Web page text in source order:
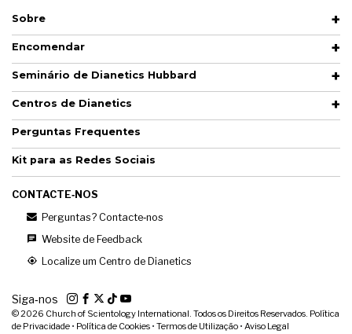
Sobre
Encomendar
Seminário de Dianetics Hubbard
Centros de Dianetics
Perguntas Frequentes
Kit para as Redes Sociais
CONTACTE‑NOS
Perguntas? Contacte‑nos
Website de Feedback
Localize um Centro de Dianetics
Siga‑nos
© 2026 Church of Scientology International. Todos os Direitos Reservados. Política
de Privacidade • Política de Cookies • Termos de Utilização • Aviso Legal